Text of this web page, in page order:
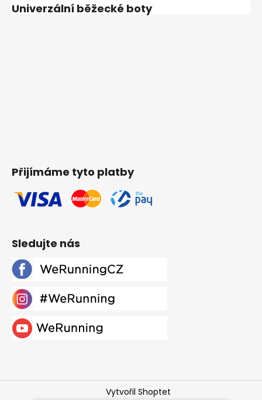
Univerzální běžecké boty
Přijímáme tyto platby
Sledujte nás
Vytvořil Shoptet